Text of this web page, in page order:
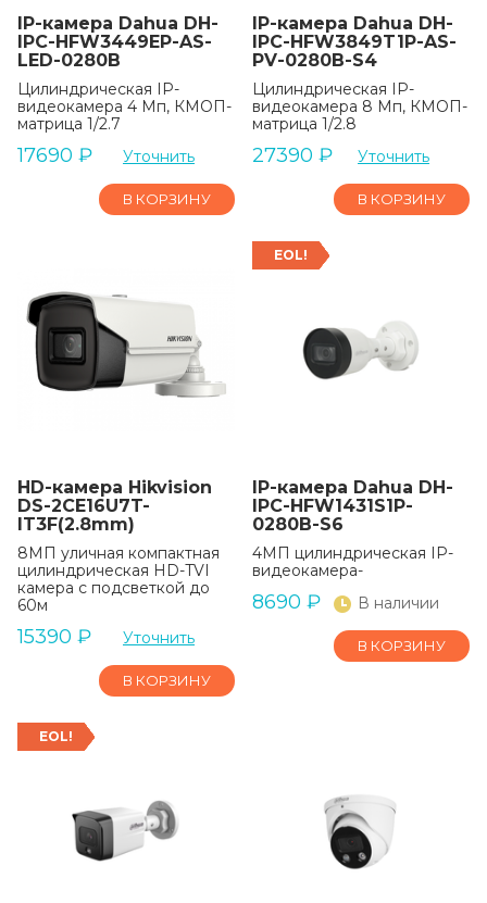
IP-камера Dahua DH-
IPC-HFW3449EP-AS-
LED-0280B
Цилиндрическая IP-
видеокамера 4 Мп, КМОП-
матрица 1/2.7
17690 ₽ Уточнить
В КОРЗИНУ
IP-камера Dahua DH-
IPC-HFW3849T1P-AS-
PV-0280B-S4
Цилиндрическая IP-
видеокамера 8 Мп, КМОП-
матрица 1/2.8
27390 ₽ Уточнить
В КОРЗИНУ
HD-камера Hikvision
DS-2CE16U7T-
IT3F(2.8mm)
8МП уличная компактная
цилиндрическая HD-TVI
камера с подсветкой до
60м
15390 ₽ Уточнить
В КОРЗИНУ
EOL!
IP-камера Dahua DH-
IPC-HFW1431S1P-
0280B-S6
4МП цилиндрическая IP-
видеокамера-
8690 ₽ В наличии
В КОРЗИНУ
EOL!